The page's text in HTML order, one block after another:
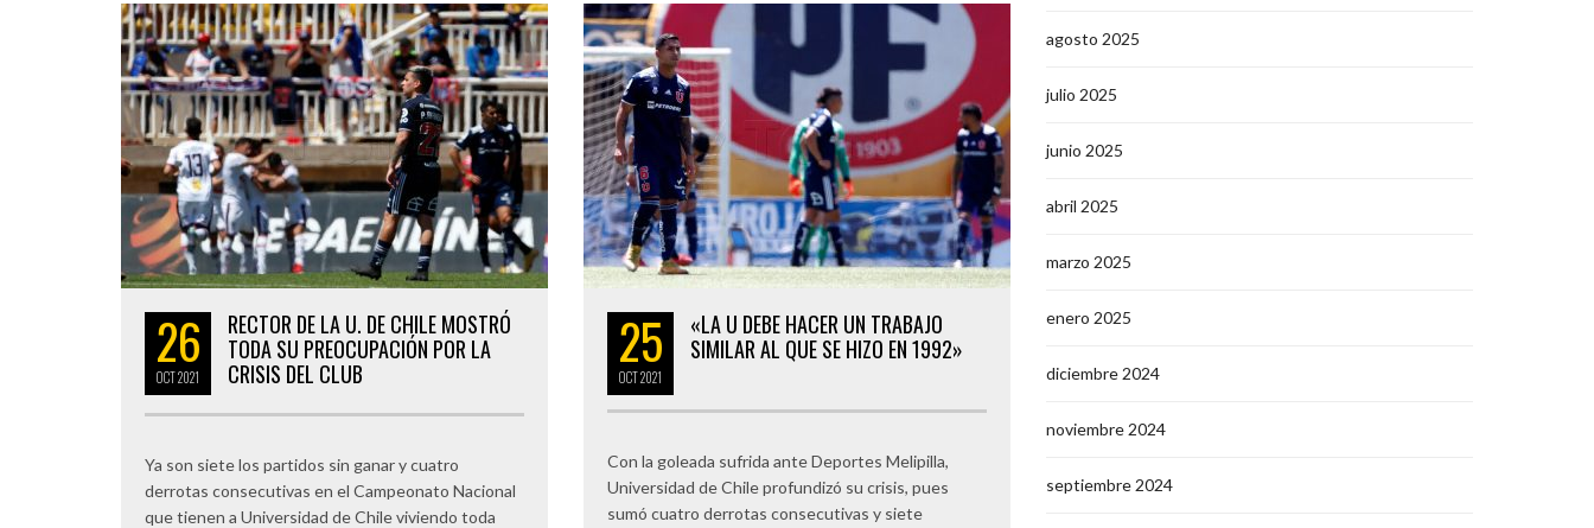
26
OCT2021
RECTOR DE LA U. DE CHILE MOSTRÓ
TODA SU PREOCUPACIÓN POR LA
CRISIS DEL CLUB
Ya son siete los partidos sin ganar y cuatro
derrotas consecutivas en el Campeonato Nacional
que tienen a Universidad de Chile viviendo toda
25
OCT2021
«LA U DEBE HACER UN TRABAJO
SIMILAR AL QUE SE HIZO EN 1992»
Con la goleada sufrida ante Deportes Melipilla,
Universidad de Chile profundizó su crisis, pues
sumó cuatro derrotas consecutivas y siete
agosto 2025
julio 2025
junio 2025
abril 2025
marzo 2025
enero 2025
diciembre 2024
noviembre 2024
septiembre 2024